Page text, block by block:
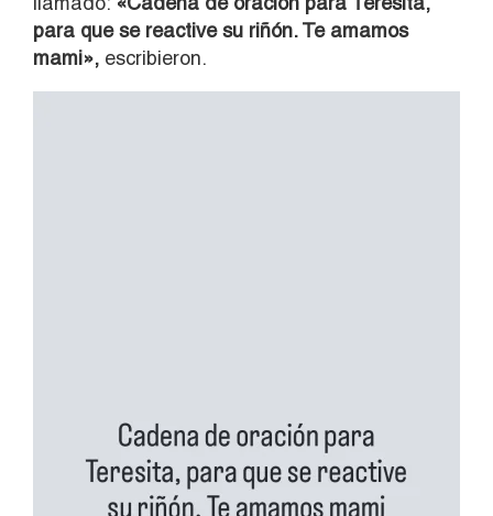
para que se reactive su riñón. Te amamos
mami», escribieron.